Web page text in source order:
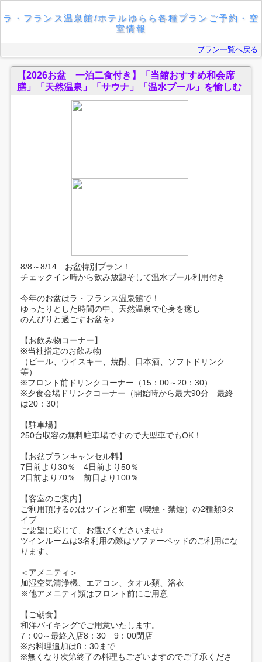
ラ・フランス温泉館/ホテルゆらら各種プランご予約・空
室情報
プラン一覧へ戻る
【2026お盆 一泊二食付き】「当館おすすめ和会席
膳」「天然温泉」「サウナ」「温水プール」を愉しむ
8/8～8/14 お盆特別プラン！
チェックイン時から飲み放題そして温水プール利用付き
今年のお盆はラ・フランス温泉館で！
ゆったりとした時間の中、天然温泉で心身を癒し
のんびりと過ごすお盆を♪
【お飲み物コーナー】
※当社指定のお飲み物
（ビール、ウイスキー、焼酎、日本酒、ソフトドリンク
等）
※フロント前ドリンクコーナー（15：00～20：30）
※夕食会場ドリンクコーナー（開始時から最大90分 最終
は20：30）
【駐車場】
250台収容の無料駐車場ですので大型車でもOK！
【お盆プランキャンセル料】
7日前より30％ 4日前より50％
2日前より70％ 前日より100％
【客室のご案内】
ご利用頂けるのはツインと和室（喫煙・禁煙）の2種類3タ
イプ
ご要望に応じて、お選びくださいませ♪
ツインルームは3名利用の際はソファーベッドのご利用にな
ります。
＜アメニティ＞
加湿空気清浄機、エアコン、タオル類、浴衣
※他アメニティ類はフロント前にご用意
【ご朝食】
和洋バイキングでご用意いたします。
7：00～最終入店8：30 9：00閉店
※お料理追加は8：30まで
※無くなり次第終了の料理もございますのでご了承くださ